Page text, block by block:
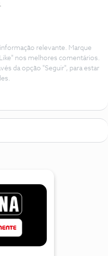
relevante. Marque
nos melhores comentários.
da opção "Seguir", para estar